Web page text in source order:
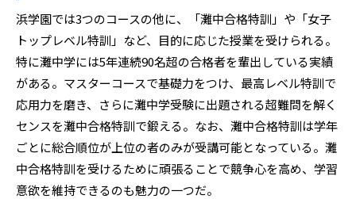
浜学園では3つのコースの他に、「灘中合格特訓」や「女子
トップレベル特訓」など、目的に応じた授業を受けられる。
特に灘中学には5年連続90名超の合格者を輩出している実績
がある。マスターコースで基礎力をつけ、最高レベル特訓で
応用力を磨き、さらに灘中学受験に出題される超難問を解く
センスを灘中合格特訓で鍛える。なお、灘中合格特訓は学年
ごとに総合順位が上位の者のみが受講可能となっている。灘
中合格特訓を受けるために頑張ることで競争心を高め、学習
意欲を維持できるのも魅力の一つだ。